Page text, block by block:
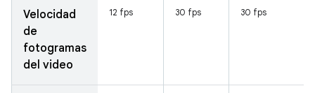
Velocidad
de
fotogramas
del video
12 fps 30 fps 30 fps